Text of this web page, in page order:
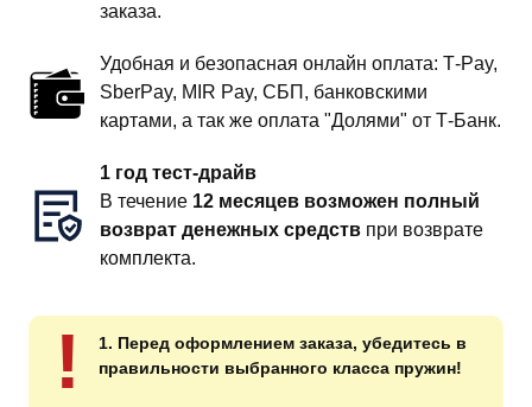
заказа.
Удобная и безопасная онлайн оплата: T‑Pay,
SberPay, MIR Pay, СБП, банковскими
картами, а так же оплата "Долями" от Т-Банк.
1 год тест-драйв
В течение 12 месяцев возможен полный
возврат денежных средств при возврате
комплекта.
!
1. Перед оформлением заказа, убедитесь в
правильности выбранного класса пружин!